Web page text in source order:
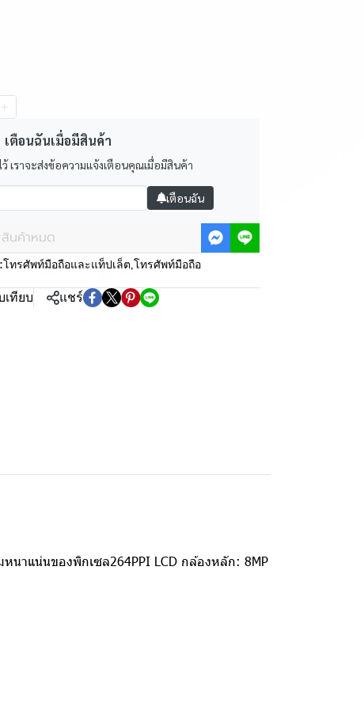
เตือนฉันเมื่อมีสินค้า
เราจะส่งข้อความแจ้งเตือนคุณเมื่อมีสินค้า
เตือนฉัน
สินค้าหมด
โทรศัพท์มือถือและแท็ปเล็ต, โทรศัพท์มือถือ
เทียบ แชร์
นาแน่นของพิกเซล264PPI LCD กล้องหลัก: 8MP